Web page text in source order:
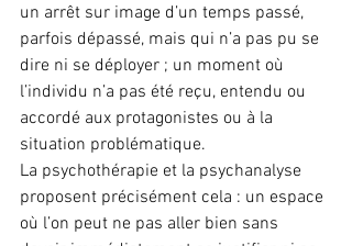
un arrêt sur image d’un temps passé,
parfois dépassé, mais qui n’a pas pu se
dire ni se déployer ; un moment où
l’individu n’a pas été reçu, entendu ou
accordé aux protagonistes ou à la
situation problématique.
La psychothérapie et la psychanalyse
proposent précisément cela : un espace
où l’on peut ne pas aller bien sans